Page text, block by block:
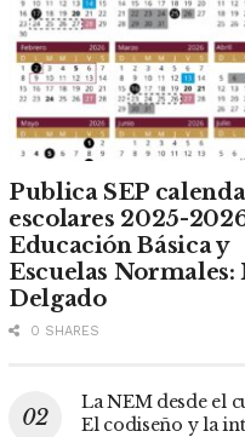
Publica SEP
escolares 2025-
Educación Básica y
Escuelas
Delgado
0 SHARES
La NEM desde el
El codiseño y la